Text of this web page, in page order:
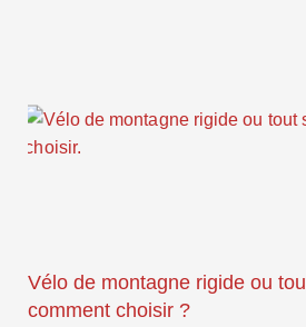
Vélo de montagne rigide ou
comment choisir ?